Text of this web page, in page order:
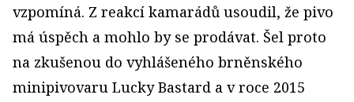
vzpomíná. Z reakcí kamarádů usoudil, že pivo
má úspěch a mohlo by se prodávat. Šel proto
na zkušenou do vyhlášeného brněnského
minipivovaru Lucky Bastard a v roce 2015